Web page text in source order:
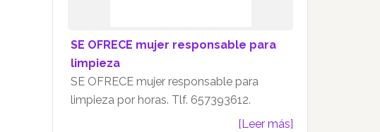
SE OFRECE mujer responsable para
limpieza
SE OFRECE mujer responsable para
limpieza por horas. Tlf. 657393612.
[Leer más]